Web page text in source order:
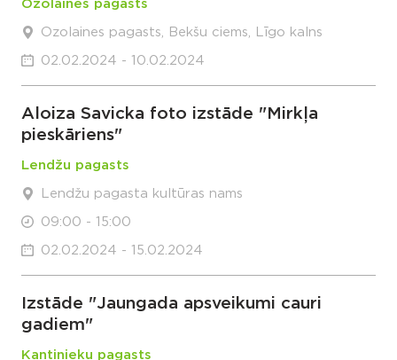
Ozolaines pagasts
Ozolaines pagasts, Bekšu ciems, Līgo kalns
02.02.2024 - 10.02.2024
Aloiza Savicka foto izstāde "Mirkļa
pieskāriens"
Lendžu pagasts
Lendžu pagasta kultūras nams
09:00 - 15:00
02.02.2024 - 15.02.2024
Izstāde "Jaungada apsveikumi cauri
gadiem"
Kantinieku pagasts